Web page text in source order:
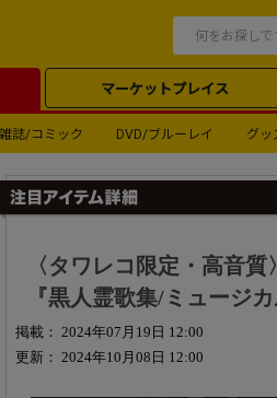
マーケットプレイス
誌/コミック DVD/ブルーレイ グッ
〈タワレコ限定・高音
『黒人霊歌集/ミュージ
掲載： 2024年07月19日 12:00
更新： 2024年10月08日 12:00